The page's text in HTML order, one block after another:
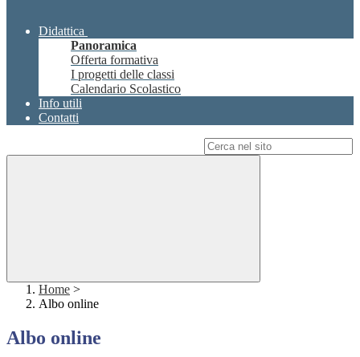
Didattica
Panoramica
Offerta formativa
I progetti delle classi
Calendario Scolastico
Info utili
Contatti
Home >
Albo online
Albo online